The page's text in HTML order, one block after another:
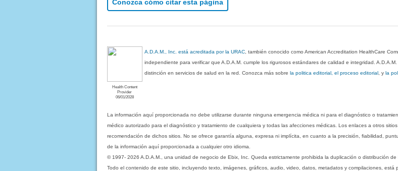
Conozca cómo citar esta página
Health Content
Provider
06/01/2028
A.D.A.M., Inc. está acreditada por la URAC , también conocido como American Accreditation HealthCare
independiente para verificar que A.D.A.M. cumple los rigurosos estándares de calidad e integridad.
distinción en servicios de salud en la red. Conozca más sobrela politica editorial, el proceso editorial , yla
La información aquí proporcionada no debe utilizarse durante ninguna emergencia médica ni para el diagnóstico o
médico autorizado para el diagnóstico y tratamiento de cualquiera y todas las afecciones médicas. Los enlaces a otros
recomendación de dichos sitios. No se ofrece garantía alguna, expresa ni implícita, en cuanto a la precisión, fiabilidad,
de la información aquí proporcionada a cualquier otro idioma.
© 1997- 2026 A.D.A.M., una unidad de negocio de Ebix, Inc. Queda estrictamente prohibida la duplicación o distribución de
Todo el contenido de este sitio, incluyendo texto, imágenes, gráficos, audio, video, datos, metadatos y compilaciones,